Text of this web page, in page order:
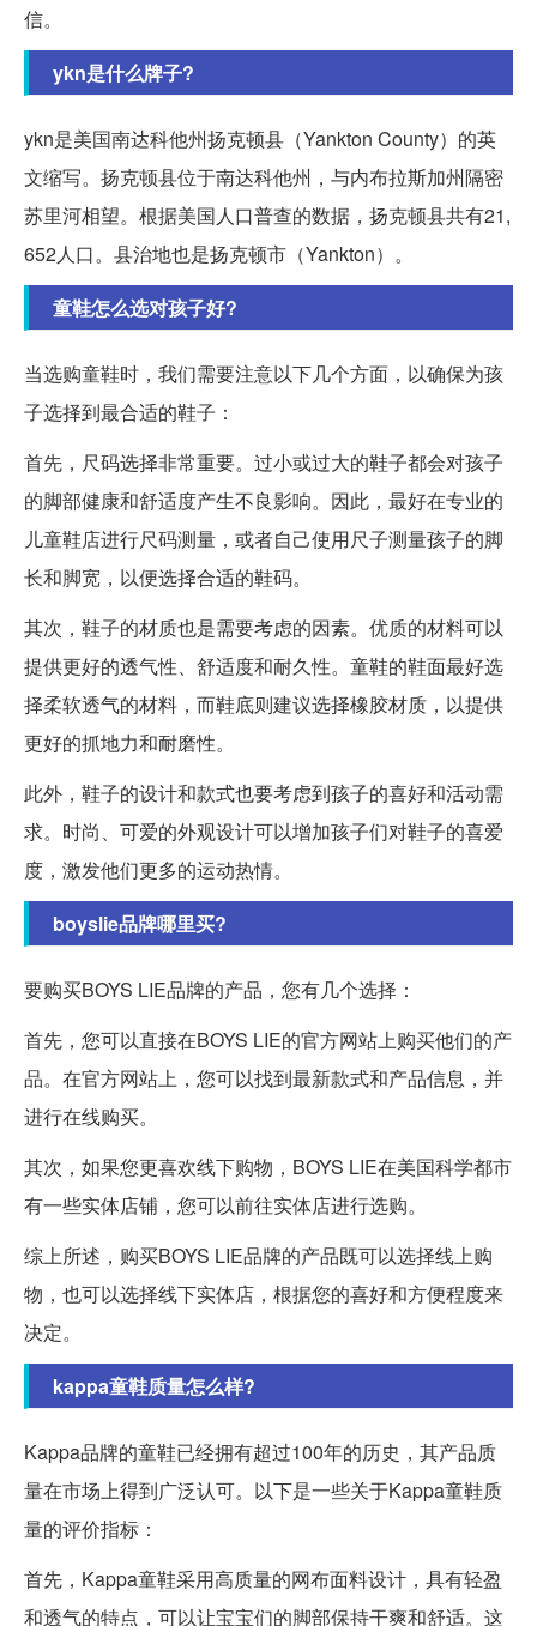
信。
ykn是什么牌子?
ykn是美国南达科他州扬克顿县（Yankton County）的英
文缩写。扬克顿县位于南达科他州，与内布拉斯加州隔密
苏里河相望。根据美国人口普查的数据，扬克顿县共有21,
652人口。县治地也是扬克顿市（Yankton）。
童鞋怎么选对孩子好?
当选购童鞋时，我们需要注意以下几个方面，以确保为孩
子选择到最合适的鞋子：
首先，尺码选择非常重要。过小或过大的鞋子都会对孩子
的脚部健康和舒适度产生不良影响。因此，最好在专业的
儿童鞋店进行尺码测量，或者自己使用尺子测量孩子的脚
长和脚宽，以便选择合适的鞋码。
其次，鞋子的材质也是需要考虑的因素。优质的材料可以
提供更好的透气性、舒适度和耐久性。童鞋的鞋面最好选
择柔软透气的材料，而鞋底则建议选择橡胶材质，以提供
更好的抓地力和耐磨性。
此外，鞋子的设计和款式也要考虑到孩子的喜好和活动需
求。时尚、可爱的外观设计可以增加孩子们对鞋子的喜爱
度，激发他们更多的运动热情。
boyslie品牌哪里买?
要购买BOYS LIE品牌的产品，您有几个选择：
首先，您可以直接在BOYS LIE的官方网站上购买他们的产
品。在官方网站上，您可以找到最新款式和产品信息，并
进行在线购买。
其次，如果您更喜欢线下购物，BOYS LIE在美国科学都市
有一些实体店铺，您可以前往实体店进行选购。
综上所述，购买BOYS LIE品牌的产品既可以选择线上购
物，也可以选择线下实体店，根据您的喜好和方便程度来
决定。
kappa童鞋质量怎么样?
Kappa品牌的童鞋已经拥有超过100年的历史，其产品质
量在市场上得到广泛认可。以下是一些关于Kappa童鞋质
量的评价指标：
首先，Kappa童鞋采用高质量的网布面料设计，具有轻盈
和透气的特点，可以让宝宝们的脚部保持干爽和舒适。这